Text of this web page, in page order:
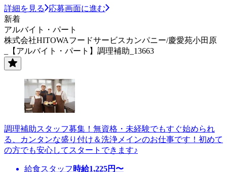
詳細を見る
応募画面に進む
新着
アルバイト・パート
株式会社HITOWAフードサービスカンパニー/慶愛苑小田原
_【アルバイト・パート】調理補助_13663
調理補助スタッフ募集！無資格・未経験でもすぐ始められ
る、カンタンな盛り付け＆洗浄メインのお仕事です！初めて
の方でも安心してスタートできます♪
給食スタッフ 時給1,225円〜